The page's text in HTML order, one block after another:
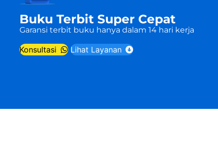
Buku Terbit Super Cepat
Garansi terbit buku hanya dalam 14 hari kerja
Konsultasi Lihat Layanan